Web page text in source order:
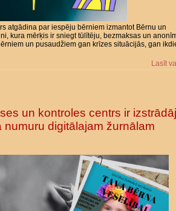
atgādina par iespēju bērniem izmantot Bērnu un
kura mērķis ir sniegt tūlītēju, bezmaksas un
un pusaudžiem gan krīzes situācijās, gan
Lasīt
un kontroles centrs ir
numuru digitālajam žurnālam